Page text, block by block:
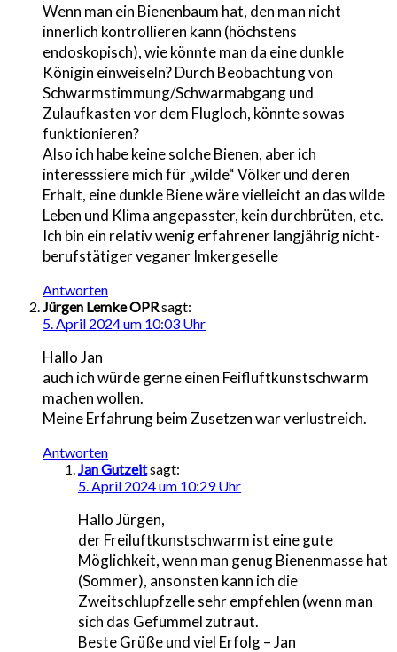
Wenn man ein Bienenbaum hat, den man nicht
innerlich kontrollieren kann (höchstens
endoskopisch), wie könnte man da eine dunkle
Königin einweiseln? Durch Beobachtung von
Schwarmstimmung/Schwarmabgang und
Zulaufkasten vor dem Flugloch, könnte sowas
funktionieren?
Also ich habe keine solche Bienen, aber ich
interesssiere mich für „wilde“ Völker und deren
Erhalt, eine dunkle Biene wäre vielleicht an das wilde
Leben und Klima angepasster, kein durchbrüten, etc.
Ich bin ein relativ wenig erfahrener langjährig nicht-
berufstätiger veganer Imkergeselle
Antworten
Jürgen Lemke OPRsagt:
5. April 2024 um 10:03 Uhr
Hallo Jan
auch ich würde gerne einen Feifluftkunstschwarm
machen wollen.
Meine Erfahrung beim Zusetzen war verlustreich.
Antworten
Jan Gutzeitsagt:
5. April 2024 um 10:29 Uhr
Hallo Jürgen,
der Freiluftkunstschwarm ist eine gute
Möglichkeit, wenn man genug Bienenmasse hat
(Sommer), ansonsten kann ich die
Zweitschlupfzelle sehr empfehlen (wenn man
sich das Gefummel zutraut.
Beste Grüße und viel Erfolg – Jan